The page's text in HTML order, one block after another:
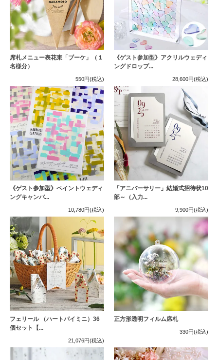
席札メニュー表花束「ブーケ」（１
名様分）
550円(税込)
《ゲスト参加型》アクリルウェディ
ングドロップ...
28,600円(税込)
《ゲスト参加型》ペイントウェディ
ングキャンバ...
10,780円(税込)
「アニバーサリー」結婚式招待状10
部～（入力...
9,900円(税込)
フェリール （ハートパイミニ）36
個セット【...
21,076円(税込)
正方形透明フィルム席札
330円(税込)